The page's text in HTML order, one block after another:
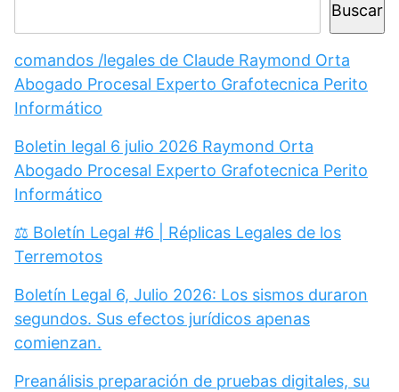
Buscar
comandos /legales de Claude Raymond Orta
Abogado Procesal Experto Grafotecnica Perito
Informático
Boletin legal 6 julio 2026 Raymond Orta
Abogado Procesal Experto Grafotecnica Perito
Informático
⚖️ Boletín Legal #6 | Réplicas Legales de los
Terremotos
Boletín Legal 6, Julio 2026: Los sismos duraron
segundos. Sus efectos jurídicos apenas
comienzan.
Preanálisis preparación de pruebas digitales, su